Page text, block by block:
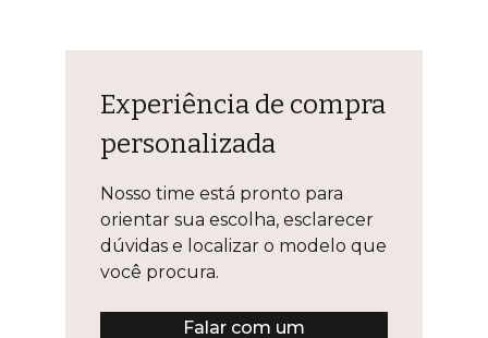
Experiência de compra
personalizada
Nosso time está pronto para
orientar sua escolha, esclarecer
dúvidas e localizar o modelo que
você procura.
Falar com um